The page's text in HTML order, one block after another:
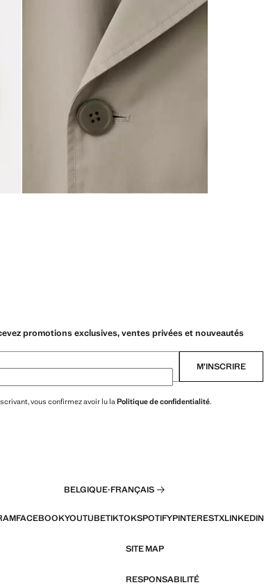
promotions exclusives, ventes privées et nouveautés
M’INSCRIRE
vous confirmez avoir lu laPolitique de confidentialité.
BELGIQUE·FRANÇAIS
FACEBOOKYOUTUBETIKTOKSPOTIFYPINTERESTXLINKEDIN
SITE MAP
RESPONSABILITÉ